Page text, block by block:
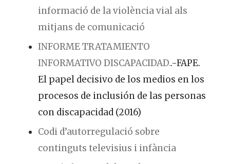
informació de la violència vial als
mitjans de comunicació
INFORME TRATAMIENTO
INFORMATIVO DISCAPACIDAD..-FAPE.
El papel decisivo de los medios en los
procesos de inclusión de las personas
con discapacidad (2016)
Codi d’autorregulació sobre
continguts televisius i infància